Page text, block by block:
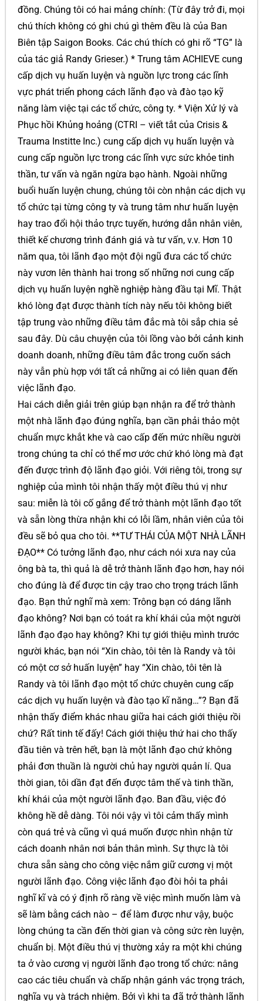
đồng. Chúng tôi có hai mảng chính: (Từ đây trở đi, mọi
chú thích không có ghi chú gì thêm đều là của Ban
Biên tập Saigon Books. Các chú thích có ghi rõ “TG” là
của tác giả Randy Grieser.) * Trung tâm ACHIEVE cung
cấp dịch vụ huấn luyện và nguồn lực trong các lĩnh
vực phát triển phong cách lãnh đạo và đào tạo kỹ
năng làm việc tại các tổ chức, công ty. * Viện Xử lý và
Phục hồi Khủng hoảng (CTRI – viết tắt của Crisis &
Trauma Institte Inc.) cung cấp dịch vụ huấn luyện và
cung cấp nguồn lực trong các lĩnh vực sức khỏe tinh
thần, tư vấn và ngăn ngừa bạo hành. Ngoài những
buổi huấn luyện chung, chúng tôi còn nhận các dịch vụ
tổ chức tại từng công ty và trung tâm như huấn luyện
hay trao đổi hội thảo trực tuyến, hướng dẫn nhân viên,
thiết kế chương trình đánh giá và tư vấn, v.v. Hơn 10
năm qua, tôi lãnh đạo một đội ngũ đưa các tổ chức
này vươn lên thành hai trong số những nơi cung cấp
dịch vụ huấn luyện nghề nghiệp hàng đầu tại Mĩ. Thật
khó lòng đạt được thành tích này nếu tôi không biết
tập trung vào những điều tâm đắc mà tôi sắp chia sẻ
sau đây. Dù câu chuyện của tôi lồng vào bởi cảnh kinh
doanh doanh, những điều tâm đắc trong cuốn sách
này vẫn phù hợp với tất cả những ai có liên quan đến
việc lãnh đạo.
Hai cách diễn giải trên giúp bạn nhận ra để trở thành
một nhà lãnh đạo đúng nghĩa, bạn cần phải thảo một
chuẩn mực khắt khe và cao cấp đến mức nhiều người
trong chúng ta chỉ có thể mơ ước chứ khó lòng mà đạt
đến được trình độ lãnh đạo giỏi. Với riêng tôi, trong sự
nghiệp của mình tôi nhận thấy một điều thú vị như
sau: miễn là tôi cố gắng để trở thành một lãnh đạo tốt
và sẵn lòng thừa nhận khi có lỗi lầm, nhân viên của tôi
đều sẽ bỏ qua cho tôi. **TƯ THÁI CỦA MỘT NHÀ LÃNH
ĐẠO** Có tưởng lãnh đạo, như cách nói xưa nay của
ông bà ta, thì quả là dễ trở thành lãnh đạo hơn, hay nói
cho đúng là để được tin cậy trao cho trọng trách lãnh
đạo. Bạn thử nghĩ mà xem: Trông bạn có dáng lãnh
đạo không? Nơi bạn có toát ra khí khái của một người
lãnh đạo đạo hay không? Khi tự giới thiệu mình trước
người khác, bạn nói “Xin chào, tôi tên là Randy và tôi
có một cơ sở huấn luyện” hay “Xin chào, tôi tên là
Randy và tôi lãnh đạo một tổ chức chuyên cung cấp
các dịch vụ huấn luyện và đào tạo kĩ năng…”? Bạn đã
nhận thấy điểm khác nhau giữa hai cách giới thiệu rồi
chứ? Rất tinh tế đấy! Cách giới thiệu thứ hai cho thấy
đầu tiên và trên hết, bạn là một lãnh đạo chứ không
phải đơn thuần là người chủ hay người quản lí. Qua
thời gian, tôi dần đạt đến được tâm thế và tinh thần,
khí khái của một người lãnh đạo. Ban đầu, việc đó
không hề dễ dàng. Tôi nói vậy vì tôi cảm thấy mình
còn quá trẻ và cũng vì quá muốn được nhìn nhận từ
cách doanh nhân nơi bản thân mình. Sự thực là tôi
chưa sẵn sàng cho công việc nắm giữ cương vị một
người lãnh đạo. Công việc lãnh đạo đòi hỏi ta phải
nghĩ kĩ và có ý định rõ ràng về việc mình muốn làm và
sẽ làm bằng cách nào – để làm được như vậy, buộc
lòng chúng ta cần đến thời gian và công sức rèn luyện,
chuẩn bị. Một điều thú vị thường xảy ra một khi chúng
ta ở vào cương vị người lãnh đạo trong tổ chức: nâng
cao các tiêu chuẩn và chấp nhận gánh vác trọng trách,
nghĩa vụ và trách nhiệm. Bởi vì khi ta đã trở thành lãnh